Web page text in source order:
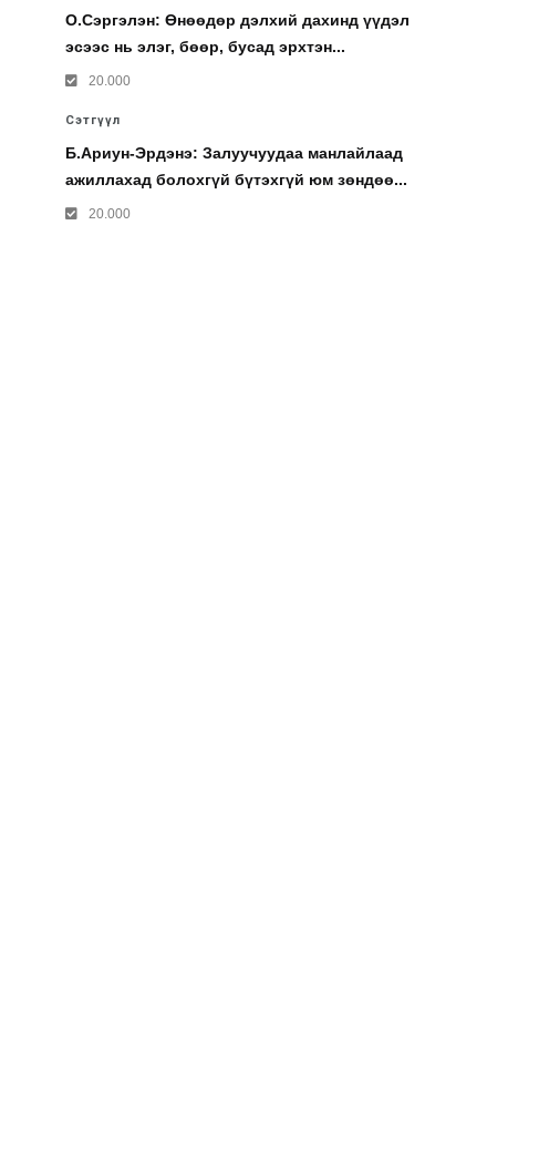
О.Сэргэлэн: Өнөөдөр дэлхий дахинд үүдэл
эсээс нь элэг, бөөр, бусад эрхтэн...
20.000
Сэтгүүл
Б.Ариун-Эрдэнэ: Залуучуудаа манлайлаад
ажиллахад болохгүй бүтэхгүй юм зөндөө...
20.000